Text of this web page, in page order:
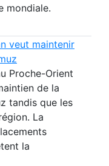
mondiale.
veut maintenir
Proche-Orient
de la
tandis que les
La
la